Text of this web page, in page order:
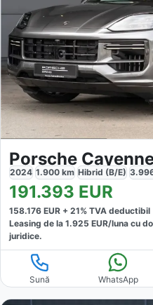
Porsche
2024 1.900 km Hibrid (B/E)
191.393 EUR
158.176 EUR + 21% TVA deductibil
Leasing de la 1.925 EUR/luna cu
juridice.
Sună WhatsApp